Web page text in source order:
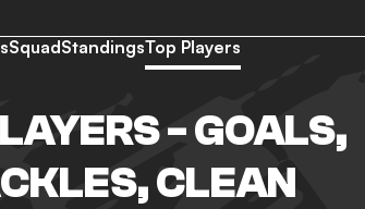
SquadStandingsTop Players
- GOALS,
CLEAN